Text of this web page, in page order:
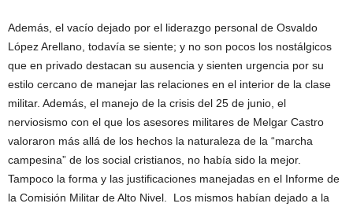
Además, el vacío dejado por el liderazgo personal de Osvaldo
López Arellano, todavía se siente; y no son pocos los nostálgicos
que en privado destacan su ausencia y sienten urgencia por su
estilo cercano de manejar las relaciones en el interior de la clase
militar. Además, el manejo de la crisis del 25 de junio, el
nerviosismo con el que los asesores militares de Melgar Castro
valoraron más allá de los hechos la naturaleza de la “marcha
campesina” de los social cristianos, no había sido la mejor.
Tampoco la forma y las justificaciones manejadas en el Informe de
la Comisión Militar de Alto Nivel. Los mismos habían dejado a la